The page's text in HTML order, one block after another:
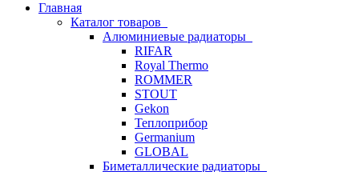
Главная
Каталог товаров
Алюминиевые радиаторы
RIFAR
Royal Thermo
ROMMER
STOUT
Gekon
Теплоприбор
Germanium
GLOBAL
Биметаллические радиаторы